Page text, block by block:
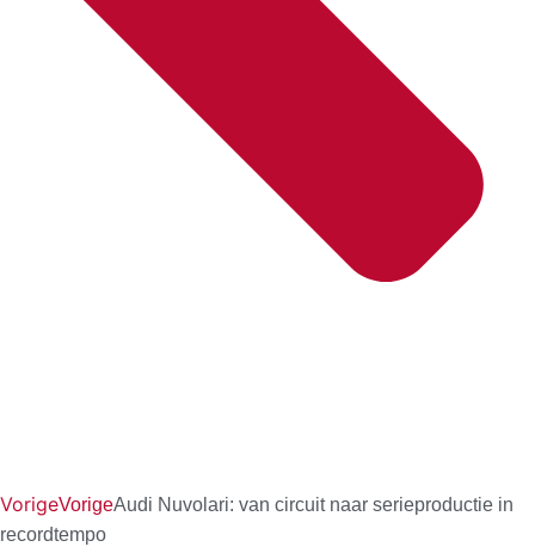
VorigeVorigeAudi Nuvolari: van circuit naar serieproductie in
recordtempo